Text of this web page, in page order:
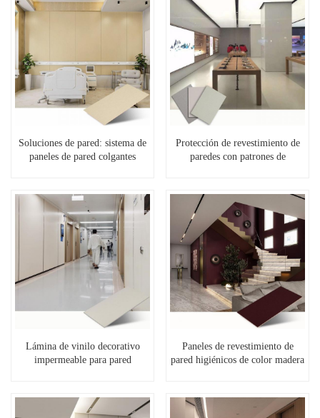
Soluciones de pared: sistema de
paneles de pared colgantes
Protección de revestimiento de
paredes con patrones de
Lámina de vinilo decorativo
impermeable para pared
Paneles de revestimiento de
pared higiénicos de color madera